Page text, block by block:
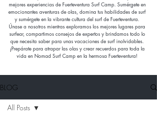
mejores experiencias de Fuerteventura Surf Camp. Sumérgete en
emocionantes aventuras de olas, domina tus habilidades de surf
y sumérgete en la vibrante cultura del surf de Fuerteventura.
Únase a nosotros mientras exploramos los mejores lugares para
surfear, compartimos consejos de expertos y brindamos todo lo
que necesita saber para unas vacaciones de surf inolvidables.
¡Prepárate para atrapar las olas y crear recuerdos para toda la
vida en Nomad Surf Camp en la hermosa Fuerteventura!
BLOG
All Posts